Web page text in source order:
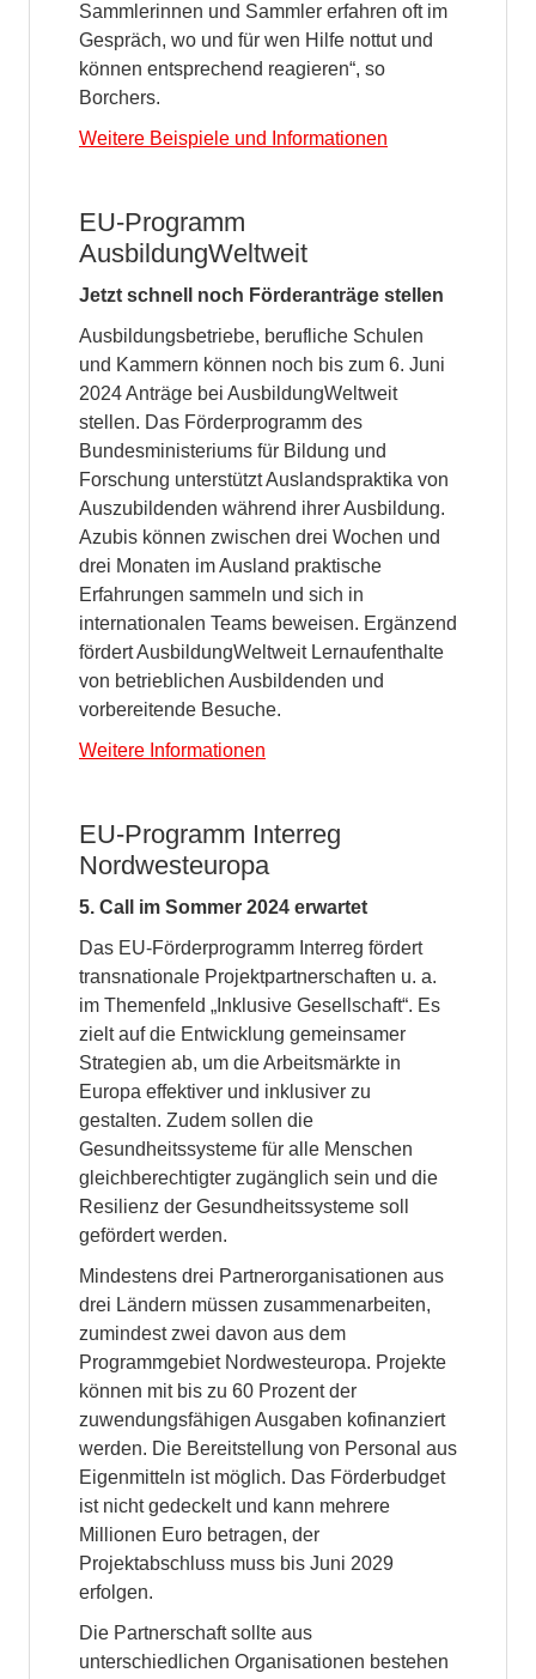
Sammlerinnen und Sammler erfahren oft im
Gespräch, wo und für wen Hilfe nottut und
können entsprechend reagieren“, so
Borchers.
Weitere Beispiele und Informationen
EU-Programm
AusbildungWeltweit
Jetzt schnell noch Förderanträge stellen
Ausbildungsbetriebe, berufliche Schulen
und Kammern können noch bis zum 6. Juni
2024 Anträge bei AusbildungWeltweit
stellen. Das Förderprogramm des
Bundesministeriums für Bildung und
Forschung unterstützt Auslandspraktika von
Auszubildenden während ihrer Ausbildung.
Azubis können zwischen drei Wochen und
drei Monaten im Ausland praktische
Erfahrungen sammeln und sich in
internationalen Teams beweisen. Ergänzend
fördert AusbildungWeltweit Lernaufenthalte
von betrieblichen Ausbildenden und
vorbereitende Besuche.
Weitere Informationen
EU-Programm Interreg
Nordwesteuropa
5. Call im Sommer 2024 erwartet
Das EU-Förderprogramm Interreg fördert
transnationale Projektpartnerschaften u. a.
im Themenfeld „Inklusive Gesellschaft“. Es
zielt auf die Entwicklung gemeinsamer
Strategien ab, um die Arbeitsmärkte in
Europa effektiver und inklusiver zu
gestalten. Zudem sollen die
Gesundheitssysteme für alle Menschen
gleichberechtigter zugänglich sein und die
Resilienz der Gesundheitssysteme soll
gefördert werden.
Mindestens drei Partnerorganisationen aus
drei Ländern müssen zusammenarbeiten,
zumindest zwei davon aus dem
Programmgebiet Nordwesteuropa. Projekte
können mit bis zu 60 Prozent der
zuwendungsfähigen Ausgaben kofinanziert
werden. Die Bereitstellung von Personal aus
Eigenmitteln ist möglich. Das Förderbudget
ist nicht gedeckelt und kann mehrere
Millionen Euro betragen, der
Projektabschluss muss bis Juni 2029
erfolgen.
Die Partnerschaft sollte aus
unterschiedlichen Organisationen bestehen